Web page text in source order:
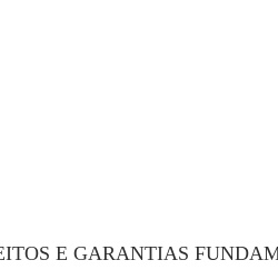
E GARANTIAS